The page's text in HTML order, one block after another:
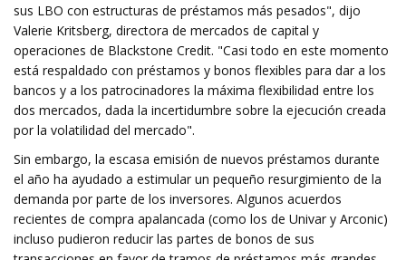
sus LBO con estructuras de préstamos más pesados", dijo
Valerie Kritsberg, directora de mercados de capital y
operaciones de Blackstone Credit. "Casi todo en este momento
está respaldado con préstamos y bonos flexibles para dar a los
bancos y a los patrocinadores la máxima flexibilidad entre los
dos mercados, dada la incertidumbre sobre la ejecución creada
por la volatilidad del mercado".
Sin embargo, la escasa emisión de nuevos préstamos durante
el año ha ayudado a estimular un pequeño resurgimiento de la
demanda por parte de los inversores. Algunos acuerdos
recientes de compra apalancada (como los de Univar y Arconic)
incluso pudieron reducir las partes de bonos de sus